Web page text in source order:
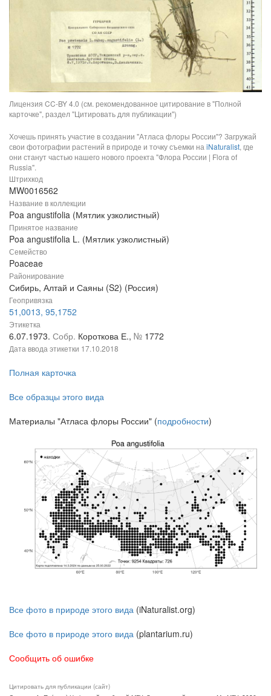
Лицензия CC-BY 4.0 (см. рекомендованное цитирование в "Полной
карточке", раздел "Цитировать для публикации")
Хочешь принять участие в создании "Атласа флоры России"? Загружай
свои фотографии растений в природе и точку съемки на iNaturalist, где
они станут частью нашего нового проекта "Флора России | Flora of
Russia".
Штрихкод
MW0016562
Название в коллекции
Poa angustifolia (Мятлик узколистный)
Принятое название
Poa angustifolia L. (Мятлик узколистный)
Семейство
Poaceae
Районирование
Сибирь, Алтай и Саяны (S2) (Россия)
Геопривязка
51,0013, 95,1752
Этикетка
6.07.1973. Собр. Короткова Е., № 1772
Дата ввода этикетки 17.10.2018
Полная карточка
Все образцы этого вида
Материалы "Атласа флоры России" (подробности)
Все фото в природе этого вида (iNaturalist.org)
Все фото в природе этого вида (plantarium.ru)
Сообщить об ошибке
Цитировать для публикации (сайт)